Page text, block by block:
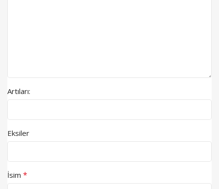
Artıları:
Eksiler
İsim *